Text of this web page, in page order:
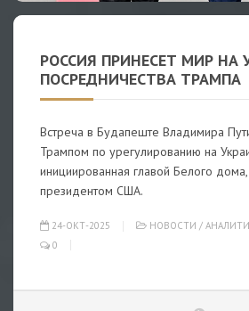
РОССИЯ ПРИНЕСЕТ МИР НА
ПОСРЕДНИЧЕСТВА ТРАМПА
Встреча в Будапеште Владимира
Трампом по урегулированию на
инициированная главой Белого
президентом США.
24-ОКТ-2025 НОВОСТИ /
0